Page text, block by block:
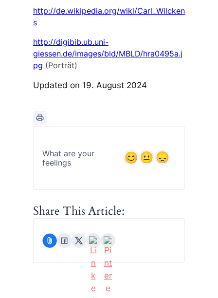
http://de.wikipedia.org/wiki/Carl_Wilcken
s
http://digibib.ub.uni-
giessen.de/images/bld/MBLD/hra0495a.j
pg (Porträt)
Updated on 19. August 2024
What are your
feelings
Share This Article: